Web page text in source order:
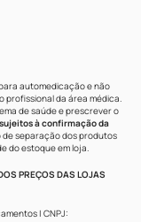
automedicação e não
profissional da área médica.
de saúde e prescrever o
à confirmação da
de separação dos produtos
do estoque em loja.
PREÇOS DAS LOJAS
| CNPJ: